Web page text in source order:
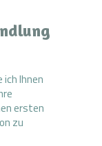
Ihnen
ersten
zu